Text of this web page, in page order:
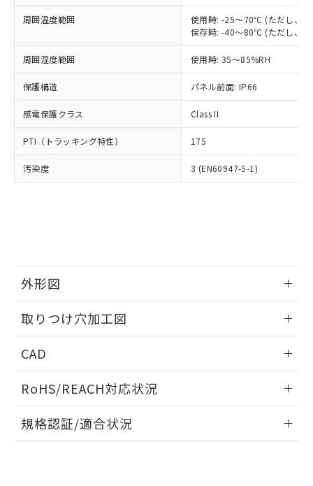
周囲温度範囲
使用時: -25～70℃ (ただし、氷
保存時: -40～80℃ (ただし、氷
周囲湿度範囲 使用時: 35～85%RH
保護構造 パネル前面: IP66
感電保護クラス Class II
PTI（トラッキング特性） 175
汚染度 3 (EN60947-5-1)
外形図
取りつけ穴加工図
CAD
ドすることができます。
ログイン/会員登録
RoHS/REACH対応状況
EU RoHS 注意事項・凡例
規格認証/適合状況
正式な納期状況および標準価格はお客
様のお取引先、またはお客様担当のオ
ムロン制御機器販売店・当社販売員に
オムロン制御機器販売店や当社販売拠
販売ネットワーク
」をご確認
ください。
在庫状況および標準価格結果を当社の
事前の承諾なく第三者に漏洩または開
示しないようお願いします。
マイパーツ機能（部品リスト作成サー
ビス）をご利用いただくには、I-Web
品・サービスに関するお客様との取
をご了承ください。
※当社の共同利用者とは、
(PBDE) 1000ppm以下、フタル酸ビス(2-エチルヘキシ
ル) (DEHP)(別名：DOP) 1000ppm以下、フタル酸ブチ
ルベンジル（BBP） 1000ppm以下、フタル酸ジブチル
（DBP） 1000ppm以下、フタル酸ジイソブチル
但し、RoHS指令で産業用監視および制御機器に対する
フタル酸エステル類の４物質については閾値を超える意
図的な使用がないことを確認しています。
※2 対応予定月
部品在庫の切り替え状況などにより、予定
月が前後することがあります。
下記の非含有証明書をダウンロードするこ
とができます。
EU RoHS指令（10物質）の非含有証明書
51物質の非含有証明書（当社基準）
※本証明書は発行日時点で非含有を証明す
ものではありません。
また、RoHS指令のフタル酸エステル類４
物質の対応では、対応完了までの期間は出
欄に対応日を記載しておりました。
既に当社にて対応品への在庫切替を完了
ニル類) : 1000ppm、 PBDEs(ポリ臭化ジフェニルエーテ
ル類) : 1000ppm、
DBP(フタル酸ジブチル) : 1000ppm、 DIBP(フタル酸ジ
DEHP(フタル酸ビス(2-エチルヘキシル)) : 1000ppm
「ｅ」：有害物質（10物質）のすべてが基
準値以下であることを示します。
「10」：通常の使用状況下において有害物
質が外部に漏えいし、環境に深刻な影響を
当社は規制貨物を破棄する場合は、完
全に破砕するなど、違法に輸出されな
いよう必要な手段を講じます。
当社は貴社製品を、核兵器、ミサイ
ル、化学兵器、生物兵器またはその他
武器並びにこれらの製造装置等に一切
当社は、貴社製品を第三者に販売する
場合は、上記1、2および3の内容を当
該第三者に通知します。また当社は、
販売先および販売に係わる関係者が違
法に輸出するおそれがある場合は、取
一定数以上の在庫あり
一定数には満たないが在庫あり
在庫なし(最新の在庫状況につ
いては、お客様のお取引先、ま
たはお客様担当のオムロン制御
機器販売店・当社販売員にご確
認ください)
白
受注生産機種、また在庫状況の
情報を公開していない機種